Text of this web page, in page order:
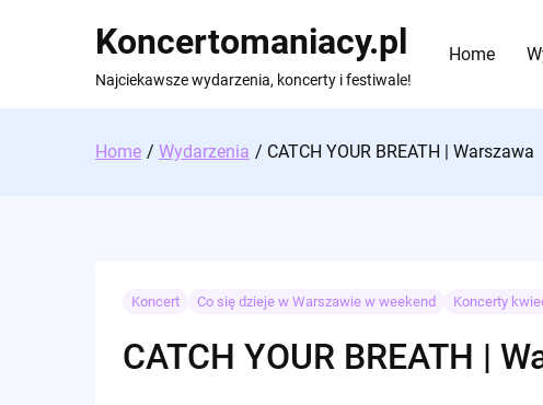
Koncertomaniacy.pl
Najciekawsze wydarzenia, koncerty i festiwale!
Home
Home Wydarzenia CATCH YOUR BREATH | Warszawa
Koncert Co się dzieje w Warszawie w weekend Koncerty
CATCH YOUR BREATH |